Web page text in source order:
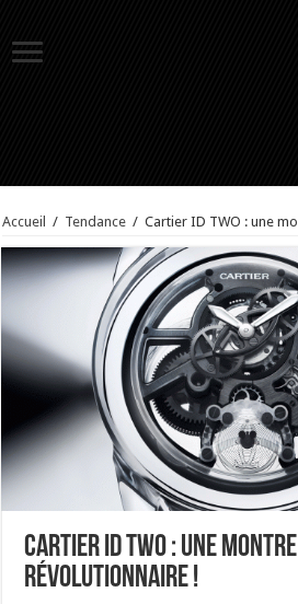
Accueil / Tendance / Cartier ID TWO : une
Cartier ID TWO : une
révolutionnaire !